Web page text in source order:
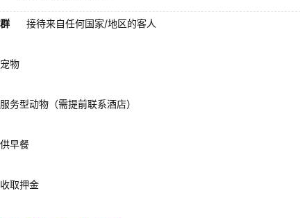
接待来自任何国家/地区的客人
物
务型动物（需提前联系酒店）
早餐
取押金